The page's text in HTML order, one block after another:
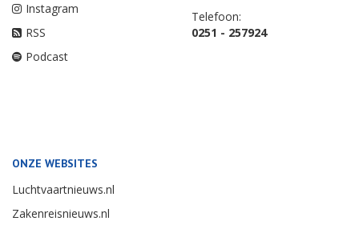
Instagram
RSS
Podcast
Telefoon:
0251 - 257924
ONZE WEBSITES
Luchtvaartnieuws.nl
Zakenreisnieuws.nl